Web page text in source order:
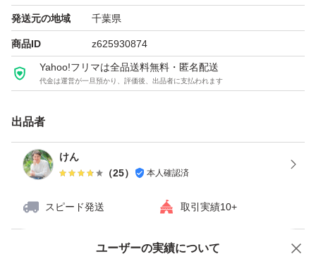
初期不良等はメーカーにお問い合わせ下さい。
配達は緩衝材プチプチ＆用紙を使って丁寧にお届けします
のでご安心ください。
ンセルさせて頂きます。
到着後24時間以内に受け取り評価をお願いします(^^)
※他の場所にも出品してますので同時購入があった場合は
ご了承ください。その時は誠実にメッセージでやり取りさ
発送元の地域 千葉県
商品ID z625930874
Yahoo!フリマは全品送料無料・匿名配送
代金は運営が一旦預かり、評価後、出品者に支払われます
出品者
けん
（25） 本人確認済
スピード発送 取引実績10+
ユーザーの実績について
価格の相談 商品への質問